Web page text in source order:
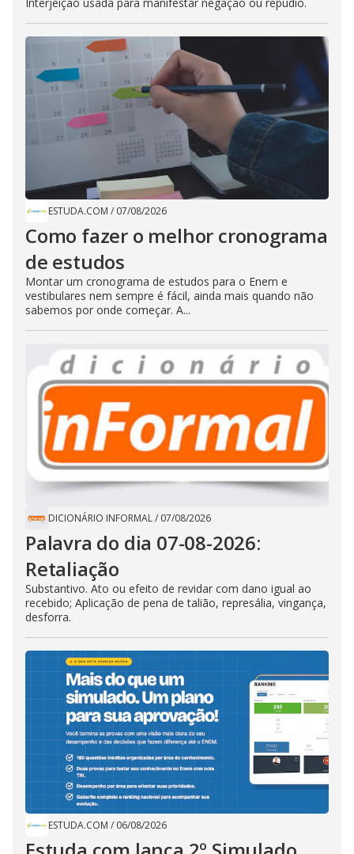
ESTUDA.COM / 07/08/2026
Como fazer o melhor cronograma
de estudos
Montar um cronograma de estudos para o Enem e
vestibulares nem sempre é fácil, ainda mais quando não
sabemos por onde começar. A...
DICIONÁRIO INFORMAL/ 07/08/2026
Palavra do dia 07-08-2026:
Retaliação
Substantivo. Ato ou efeito de revidar com dano igual ao
recebido; Aplicação de pena de talião, represália, vingança,
desforra.
ESTUDA.COM / 06/08/2026